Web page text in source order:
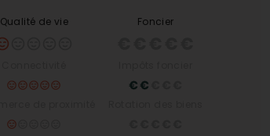
Qualité de vie Foncier